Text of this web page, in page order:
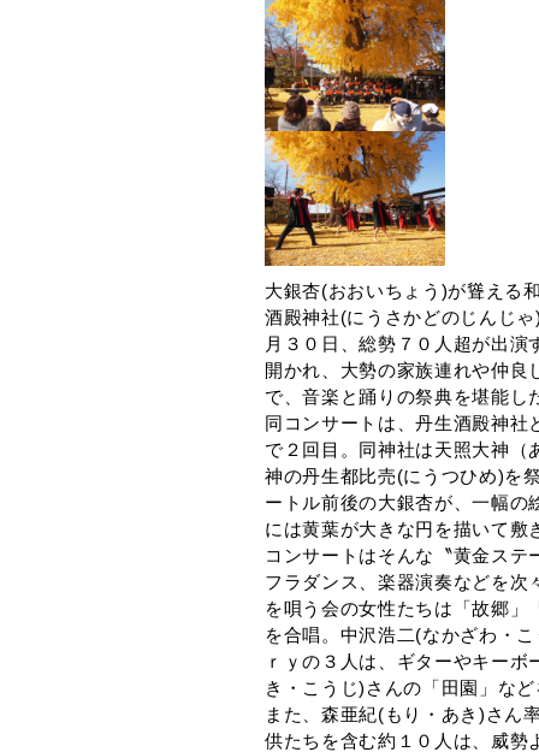
大銀杏(おおいちょう)が聳える
酒殿神社(にうさかどのじんじ
月３０日、総勢７０人超が出
開かれ、大勢の家族連れや仲良
で、音楽と踊りの祭典を堪能し
同コンサートは、丹生酒殿神社
で２回目。同神社は天照大神（
神の丹生都比売(にうつひめ)を
ートル前後の大銀杏が、一幅の
には黄葉が大きな円を描いて敷
コンサートはそんな〝黄金ステ
フラダンス、楽器演奏などを次
を唄う会の女性たちは「故郷」
を合唱。中沢浩二(なかざわ・
ｒｙの３人は、ギターやキー
き・こうじ)さんの「田園」な
また、森亜紀(もり・あき)さん
供たちを含む約１０人は、威勢